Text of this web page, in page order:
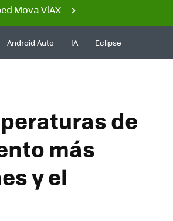
Mova ViAX
Android Auto IA Eclipse
de
más
y el